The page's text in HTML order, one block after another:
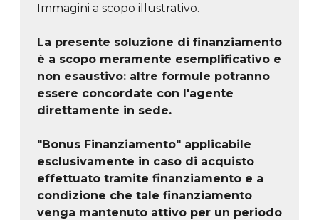
Immagini a scopo illustrativo.
La presente soluzione di finanziamento
è a scopo meramente esemplificativo e
non esaustivo: altre formule potranno
essere concordate con l'agente
direttamente in sede.
"Bonus Finanziamento" applicabile
esclusivamente in caso di acquisto
effettuato tramite finanziamento e a
condizione che tale finanziamento
venga mantenuto attivo per un periodo